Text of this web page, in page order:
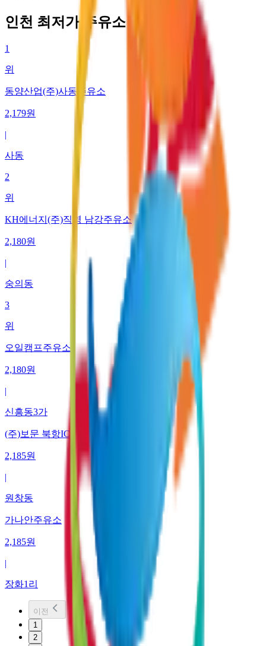
인천 최저가 주유소
1
위
동양산업(주)사동주유소
2,179원
|
사동
2
위
KH에너지(주)직영 남강주유소
2,180원
|
숭의동
3
위
오일캠프주유소
2,180원
|
신흥동3가
(주)보문 북항IC주유소
2,185원
|
원창동
가나안주유소
2,185원
|
장화1리
이전
1
2